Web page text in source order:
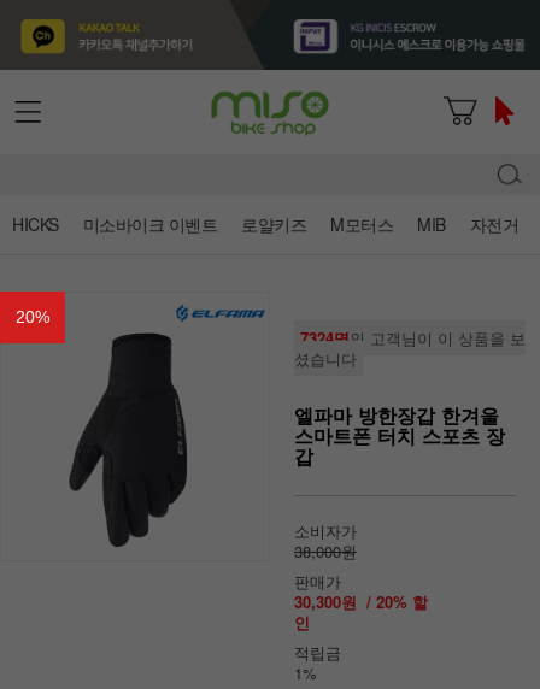
HICKS 미소바이크 이벤트 로얄키즈 M모터스 MIB 자전거
20%
7324명의 고객님이 이 상품을 보
셨습니다
엘파마 방한장갑 한겨울
스마트폰 터치 스포츠 장
갑
소비자가
38,000원
판매가
30,300원 / 20% 할
인
적립금
1%